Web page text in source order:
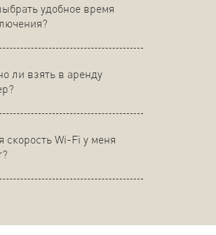
удобное время
ли взять в аренду
скорость Wi-Fi у меня